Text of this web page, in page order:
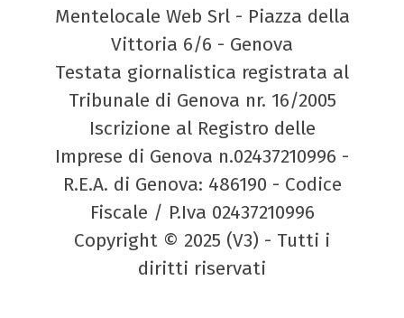
Mentelocale Web Srl - Piazza della
Vittoria 6/6 - Genova
Testata giornalistica registrata al
Tribunale di Genova nr. 16/2005
Iscrizione al Registro delle
Imprese di Genova n.02437210996 -
R.E.A. di Genova: 486190 - Codice
Fiscale / P.Iva 02437210996
Copyright © 2025 (V3) - Tutti i
diritti riservati